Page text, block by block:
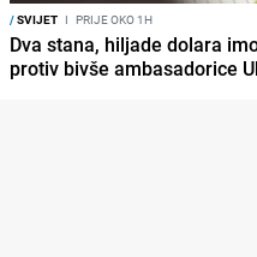
/SVIJET I PRIJE OKO 1H
Dva stana, hiljade dolara
protiv bivše ambasadorice